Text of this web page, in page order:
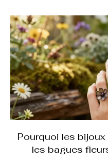
Pourquoi les
les bagues